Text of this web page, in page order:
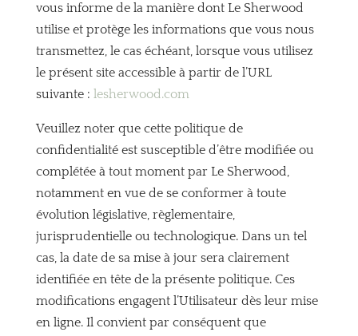
vous informe de la manière dont Le Sherwood
utilise et protège les informations que vous nous
transmettez, le cas échéant, lorsque vous utilisez
le présent site accessible à partir de l’URL
suivante : lesherwood.com
Veuillez noter que cette politique de
confidentialité est susceptible d’être modifiée ou
complétée à tout moment par Le Sherwood,
notamment en vue de se conformer à toute
évolution législative, règlementaire,
jurisprudentielle ou technologique. Dans un tel
cas, la date de sa mise à jour sera clairement
identifiée en tête de la présente politique. Ces
modifications engagent l’Utilisateur dès leur mise
en ligne. Il convient par conséquent que